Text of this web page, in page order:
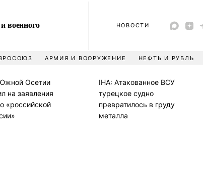
военного
НОВОСТИ
АРМИЯ И ВООРУЖЕНИЕ НЕФТЬ И РУБЛЬ
Осетии
на заявления
«российской
IHA: Атакованное ВСУ
турецкое судно
превратилось в груду
металла